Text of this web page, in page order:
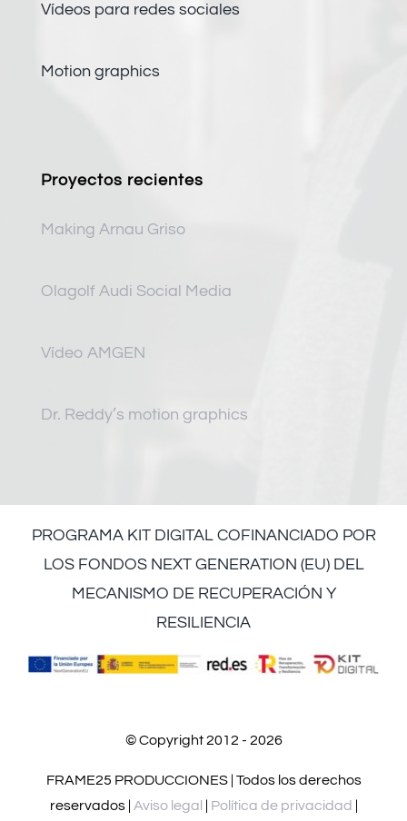
Vídeos para redes sociales
Motion graphics
Proyectos recientes
Making Arnau Griso
Olagolf Audi Social Media
Vídeo AMGEN
Dr. Reddy’s motion graphics
PROGRAMA KIT DIGITAL COFINANCIADO POR
LOS FONDOS NEXT GENERATION (EU) DEL
MECANISMO DE RECUPERACIÓN Y
RESILIENCIA
© Copyright 2012 - 2026
FRAME25 PRODUCCIONES | Todos los derechos
reservados | Aviso legal Política de privacidad